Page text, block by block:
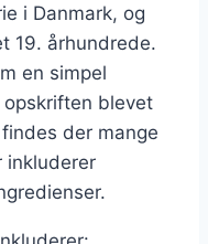
i Danmark, og
19. århundrede.
en simpel
blevet
der mange
inkluderer